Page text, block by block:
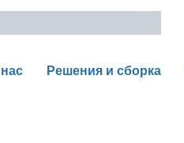
Решения и сборка